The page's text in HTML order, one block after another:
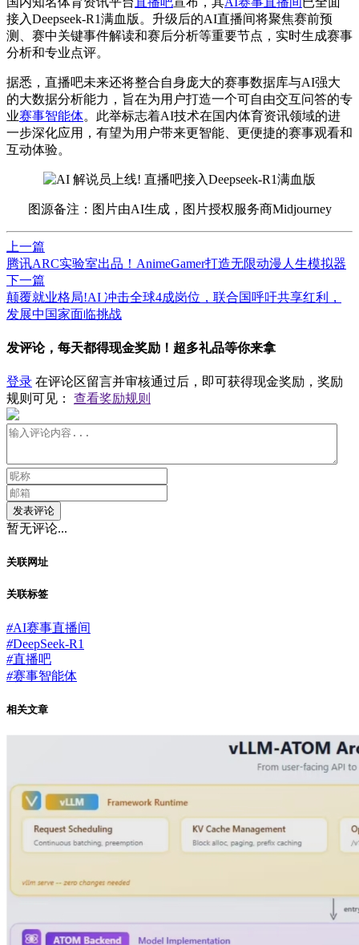
接入Deepseek-R1满血版。升级后的AI直播间将聚焦赛前预
测、赛中关键事件解读和赛后分析等重要节点，实时生成赛事
分析和专业点评。
据悉，直播吧未来还将整合自身庞大的赛事数据库与AI强大
的大数据分析能力，旨在为用户打造一个可自由交互问答的专
业赛事智能体。此举标志着AI技术在国内体育资讯领域的进
一步深化应用，有望为用户带来更智能、更便捷的赛事观看和
互动体验。
图源备注：图片由AI生成，图片授权服务商Midjourney
上一篇
​腾讯ARC实验室出品！AnimeGamer打造无限动漫人生模拟器
下一篇
颠覆就业格局!AI 冲击全球4成岗位，联合国呼吁共享红利，
发展中国家面临挑战
发评论，每天都得现金奖励！超多礼品等你来拿
登录 在评论区留言并审核通过后，即可获得现金奖励，奖励
规则可见： 查看奖励规则
发表评论
暂无评论...
关联网址
关联标签
#AI赛事直播间
#DeepSeek-R1
#直播吧
#赛事智能体
相关文章